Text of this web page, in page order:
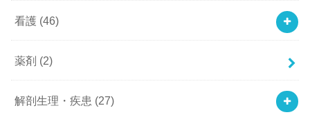
看護 (46)
薬剤 (2)
解剖生理・疾患 (27)